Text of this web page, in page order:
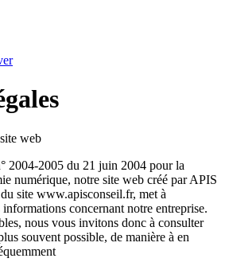
web
2004-2005 du 21 juin 2004 pour la
numérique, notre site web créé par APIS
site www.apisconseil.fr, met à
concernant notre entreprise.
nous vous invitons donc à consulter
souvent possible, de manière à en